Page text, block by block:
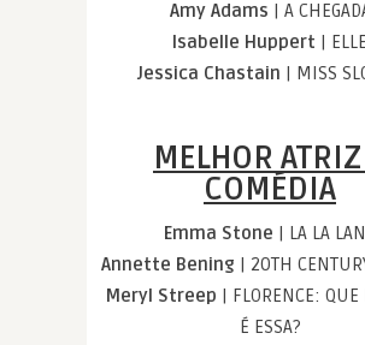
Amy Adams | A
Isabelle Huppert | ELLE
Jessica Chastain | MISS
MELHOR
COMÉDIA
Emma Stone | LA LA
Annette Bening | 20TH
Meryl Streep | FLORENCE:
É ESSA?